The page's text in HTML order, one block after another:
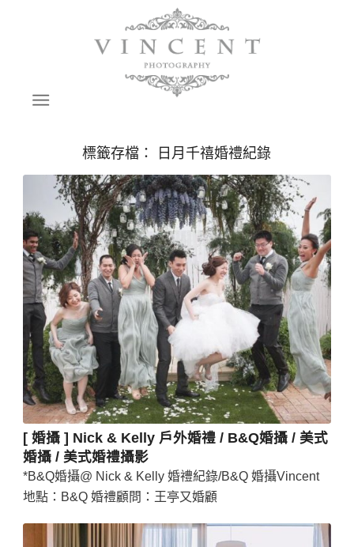
標籤存檔： 日月千禧婚禮紀錄
[ 婚攝 ] Nick & Kelly 戶外婚禮 / B&Q婚攝 / 美式
婚攝 / 美式婚禮攝影
*B&Q婚攝@ Nick & Kelly 婚禮紀錄/B&Q 婚攝Vincent
地點：B&Q 婚禮顧問：王亭又婚顧